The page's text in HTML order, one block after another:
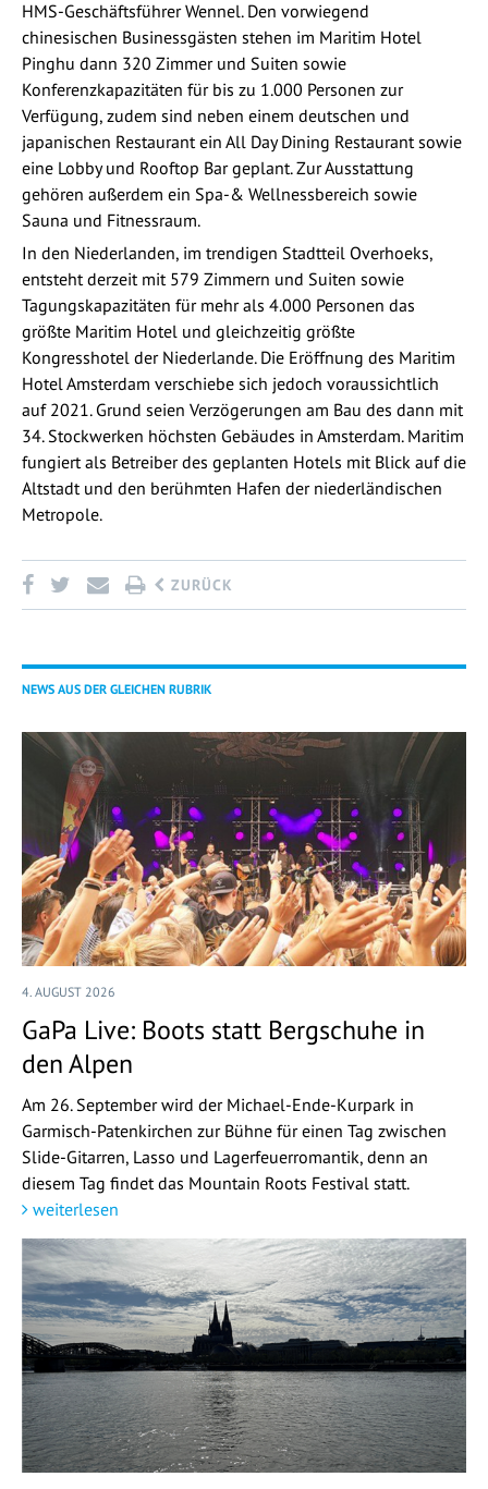
HMS-Geschäftsführer Wennel. Den vorwiegend
chinesischen Businessgästen stehen im Maritim Hotel
Pinghu dann 320 Zimmer und Suiten sowie
Konferenzkapazitäten für bis zu 1.000 Personen zur
Verfügung, zudem sind neben einem deutschen und
japanischen Restaurant ein All Day Dining Restaurant sowie
eine Lobby und Rooftop Bar geplant. Zur Ausstattung
gehören außerdem ein Spa-& Wellnessbereich sowie
Sauna und Fitnessraum.
In den Niederlanden, im trendigen Stadtteil Overhoeks,
entsteht derzeit mit 579 Zimmern und Suiten sowie
Tagungskapazitäten für mehr als 4.000 Personen das
größte Maritim Hotel und gleichzeitig größte
Kongresshotel der Niederlande. Die Eröffnung des Maritim
Hotel Amsterdam verschiebe sich jedoch voraussichtlich
auf 2021. Grund seien Verzögerungen am Bau des dann mit
34. Stockwerken höchsten Gebäudes in Amsterdam. Maritim
fungiert als Betreiber des geplanten Hotels mit Blick auf die
Altstadt und den berühmten Hafen der niederländischen
Metropole.
ZURÜCK
NEWS AUS DER GLEICHEN RUBRIK
4. AUGUST 2026
GaPa Live: Boots statt Bergschuhe in
den Alpen
Am 26. September wird der Michael-Ende-Kurpark in
Garmisch-Patenkirchen zur Bühne für einen Tag zwischen
Slide-Gitarren, Lasso und Lagerfeuerromantik, denn an
diesem Tag findet das Mountain Roots Festival statt.
weiterlesen